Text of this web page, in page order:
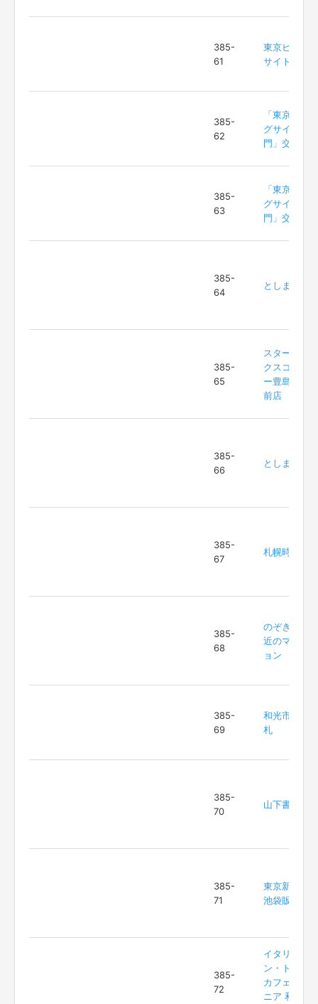
385-
61
東京ビッグ
サイト
385-
62
「東京ビッ
グサイト正
門」交差点
385-
63
「東京ビッ
グサイト正
門」交差点
385-
64
としまえん
385-
65
スターバッ
クスコーヒ
ー豊島園駅
前店
385-
66
としまえん
385-
67
札幌時計台
385-
68
のぞき坂付
近のマンシ
ョン
385-
69
和光市駅改
札
385-
70
山下書店
385-
71
東京新聞 上
池袋販売所
385-
72
イタリア
ン・トマト
カフェジュ
ニア 和光駅